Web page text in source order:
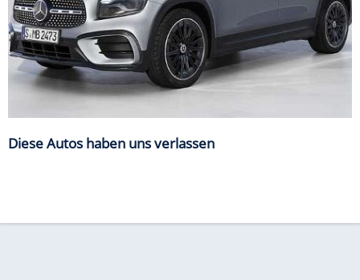
Diese Autos haben uns verlassen